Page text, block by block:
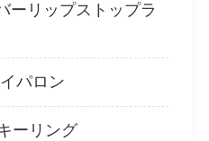
ーリップストップラ
パロン
ーリング